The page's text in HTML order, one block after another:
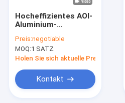
Hocheffizientes AOI-
Aluminium-
Plastikteileinspektionssystem
Preis:negotiable
MOQ:1 SATZ
Holen Sie sich aktuelle Preis
Kontakt